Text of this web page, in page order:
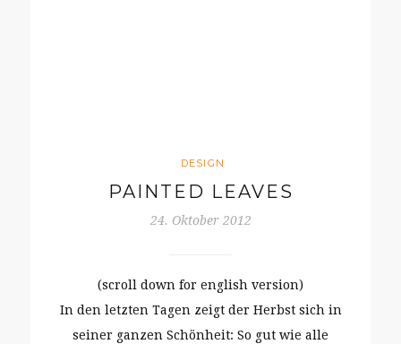
DESIGN
PAINTED LEAVES
24. Oktober 2012
(scroll down for english version)
In den letzten Tagen zeigt der Herbst sich in
seiner ganzen Schönheit: So gut wie alle